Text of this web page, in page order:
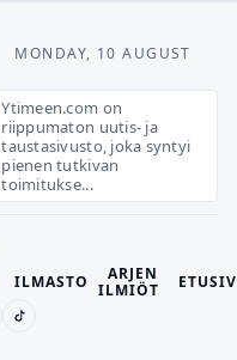
MONDAY, 10 AUGUST
Ytimeen.com on
riippumaton uutis- ja
taustasivusto, joka syntyi
pienen tutkivan
toimitukse...
ILMASTO
ARJEN
ILMIÖT